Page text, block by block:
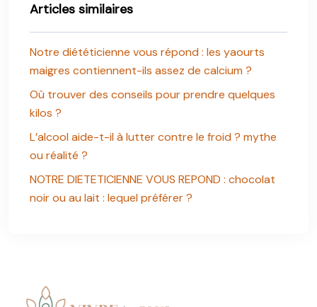
Articles similaires
Notre diététicienne vous répond : les yaourts
maigres contiennent-ils assez de calcium ?
Où trouver des conseils pour prendre quelques
kilos ?
L’alcool aide-t-il à lutter contre le froid ? mythe
ou réalité ?
NOTRE DIETETICIENNE VOUS REPOND : chocolat
noir ou au lait : lequel préférer ?